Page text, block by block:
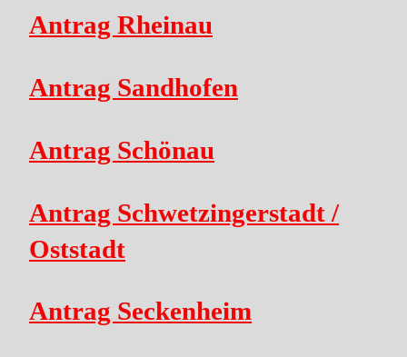
Antrag Rheinau
Antrag Sandhofen
Antrag Schönau
Antrag Schwetzingerstadt /
Oststadt
Antrag Seckenheim